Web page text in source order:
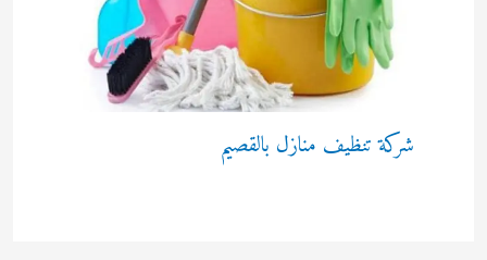
شركة تنظيف منازل بالقصيم